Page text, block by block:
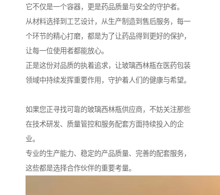
它不仅是一个容器，更是药品质量与安全的守护者。
从材料选择到工艺设计，从生产制造到售后服务，每一
个环节的精心打磨，都是为了让药品得到更好的保护，
让每一位使用者都能放心。
正是这份对品质的执着追求，让玻璃西林瓶在医药包装
领域中持续发挥重要作用，守护着人们的健康与希望。
如果您正寻找可靠的玻璃西林瓶供应商，不妨关注那些
在技术研发、质量管控和服务配套方面持续投入的企
业。
专业的生产能力、稳定的产品质量、完善的配套服务，
这些都是选择合作伙伴的重要考量。